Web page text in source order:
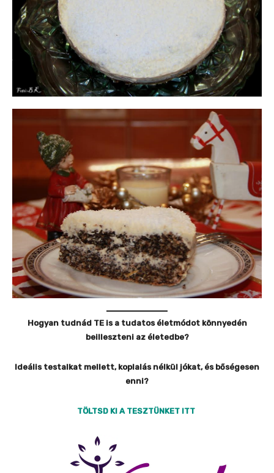
Hogyan tudnád TE is a tudatos életmódot könnyedén
beilleszteni az életedbe?
Ideális testalkat mellett, koplalás nélkül jókat, és bőségesen
enni?
TÖLTSD KI A TESZTÜNKET ITT